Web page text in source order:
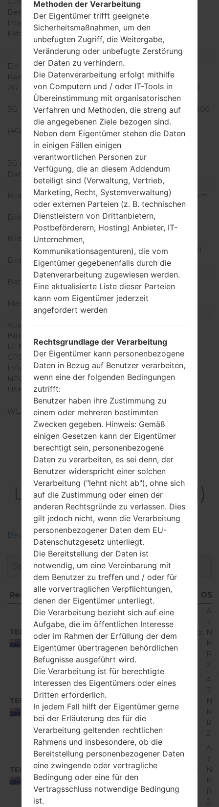
Betriebsgedächtnis
2GB
Interner Speicher
16GB
Externer Speicher
microSD, zu 32 GB
(dedizierter Slot)
Netzwerk und Daten
Ein paar Plätze für SIM-
Karten
2 NaNein-Sim
2G
GSM 850/900/1800/1900
MHz
3G
HSDPA 850/900/1900/2100
MHz
(4G) LTE
LTE band 2(1900),
4(1700/2100), 5(850),
13(700)
5G network
-
Daten
GPRS/EDGE
Anzeige
Bildschirmgröße
5.0 Zoll (~64.4% Bildschirm
zu Körper Verhältnis)
Bildschirmtyp
IPS LCD kapazitiver
Touchscreen
Bildschirmerweiterung
Dichte der Pixel pro Zoll)
Bildschirmfarben
16M Farben
Batterie und Tastatur
Batteriekapazität
entfernbar Li-Ion 2500
mAh
Mechanische Tastatur
-
Interfaces
Ausgabe für Audio
Bluetooth
DLNA
Nein
GPS
A-GPS, GLONASS
Infrarotanschluss
Nein
NFC
Nein
USB
The-Go
WLAN
Wi-Fi802.11 b/g/n, Wi-Fi
Direct, hotspot
Firmware
LGX210JM(LMX210JM)
akaLG K9
Beschreiben Sie die Regionen der LG-Firmwaren
Region Dateiname
OS
Region
Dateiname OS
TEL
Australia
X210JM10e_00_TEL_AU_OP_0704.kdz
7.x
2
TEL
Australia
X210JM10f_00_TEL_AU_OP_0911.kdz
7.x
2
TEL
Australia
X210JM10g_00_TEL_AU_OP_1031.kdz
7.x
2
Methoden der Verarbeitung
Der Eigentümer trifft geeignete
Sicherheitsmaßnahmen, um den
unbefugten Zugriff, die Weitergabe,
Veränderung oder unbefugte Zerstörung
der Daten zu verhindern.
Die Datenverarbeitung erfolgt mithilfe
von Computern und / oder IT-Tools in
Übereinstimmung mit organisatorischen
Verfahren und Methoden, die streng auf
die angegebenen Ziele bezogen sind.
Neben dem Eigentümer stehen die Daten
in einigen Fällen einigen
verantwortlichen Personen zur
Verfügung, die an diesem Addendum
beteiligt sind (Verwaltung, Vertrieb,
Marketing, Recht, Systemverwaltung)
oder externen Parteien (z. B. technischen
Dienstleistern von Drittanbietern,
Postbeförderern, Hosting) Anbieter, IT-
Unternehmen,
Kommunikationsagenturen), die vom
Eigentümer gegebenenfalls durch die
Datenverarbeitung zugewiesen werden.
Eine aktualisierte Liste dieser Parteien
kann vom Eigentümer jederzeit
angefordert werden
Rechtsgrundlage der Verarbeitung
Der Eigentümer kann personenbezogene
Daten in Bezug auf Benutzer verarbeiten,
wenn eine der folgenden Bedingungen
zutrifft:
Benutzer haben ihre Zustimmung zu
einem oder mehreren bestimmten
Zwecken gegeben. Hinweis: Gemäß
einigen Gesetzen kann der Eigentümer
berechtigt sein, personenbezogene
Daten zu verarbeiten, es sei denn, der
Benutzer widerspricht einer solchen
Verarbeitung ("lehnt nicht ab"), ohne sich
auf die Zustimmung oder einen der
anderen Rechtsgründe zu verlassen. Dies
gilt jedoch nicht, wenn die Verarbeitung
personenbezogener Daten dem EU-
Datenschutzgesetz unterliegt.
Die Bereitstellung der Daten ist
notwendig, um eine Vereinbarung mit
dem Benutzer zu treffen und / oder für
alle vorvertraglichen Verpflichtungen,
denen der Eigentümer unterliegt.
Die Verarbeitung bezieht sich auf eine
Aufgabe, die im öffentlichen Interesse
oder im Rahmen der Erfüllung der dem
Eigentümer übertragenen behördlichen
Befugnisse ausgeführt wird.
Die Verarbeitung ist für berechtigte
Interessen des Eigentümers oder eines
Dritten erforderlich.
In jedem Fall hilft der Eigentümer gerne
bei der Erläuterung des für die
Verarbeitung geltenden rechtlichen
Rahmens und insbesondere, ob die
Bereitstellung personenbezogener Daten
eine zwingende oder vertragliche
Bedingung oder eine für den
Vertragsschluss notwendige Bedingung
ist.